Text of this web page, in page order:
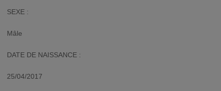
SEXE :
Mâle
DATE DE NAISSANCE :
25/04/2017